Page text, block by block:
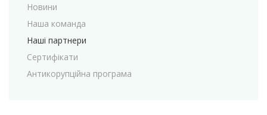
Новини
Наша команда
Наші партнери
Сертифікати
Антикорупційна програма